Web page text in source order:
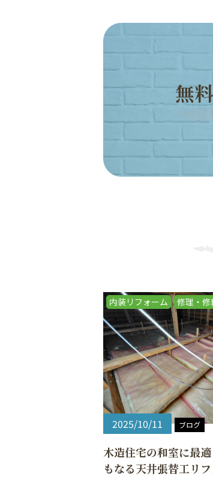
無料
内装リフォーム 修理・修
2025/10/11 ブログ
木造住宅の和室に最
もなる天井張替工リ